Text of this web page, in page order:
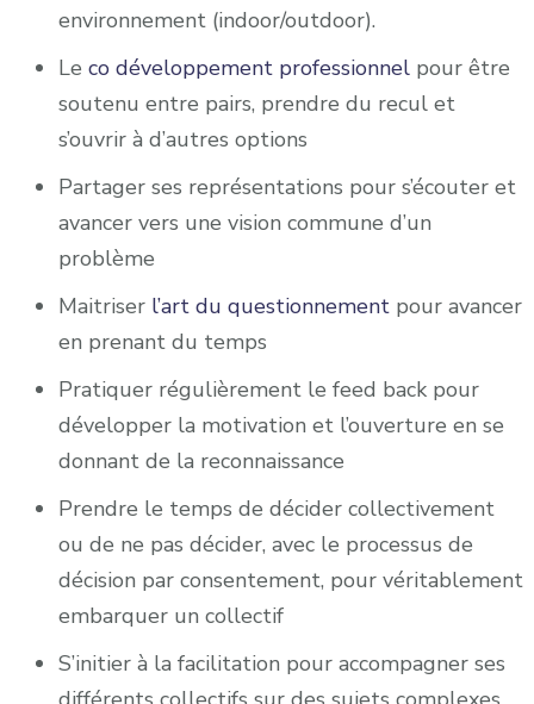
environnement (indoor/outdoor).
Le co développement professionnelpour être
soutenu entre pairs, prendre du recul et
s’ouvrir à d’autres options
Partager ses représentations pour s’écouter et
avancer vers une vision commune d’un
problème
Maitriser l’art du questionnement pour avancer
en prenant du temps
Pratiquer régulièrement le feed back pour
développer la motivation et l’ouverture en se
donnant de la reconnaissance
Prendre le temps de décider collectivement
ou de ne pas décider, avec le processus de
décision par consentement, pour véritablement
embarquer un collectif
S’initier à la facilitation pour accompagner ses